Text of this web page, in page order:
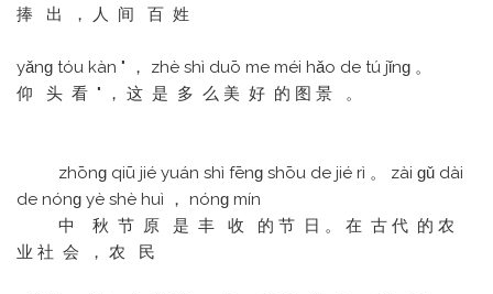
捧 出 ， 人 间 百 姓
yǎnɡ tóu kàn " ， zhè shì duō me méi hǎo de tú jǐnɡ 。
仰 头 看 " ， 这 是 多 么 美 好 的 图 景 。
zhōnɡ qiū jié yuán shì fēnɡ shōu de jié rì 。 zài ɡǔ dài
de nónɡ yè shè huì ， nónɡ mín
中 秋 节 原 是 丰 收 的 节 日 。 在 古 代 的 农
业 社 会 ， 农 民